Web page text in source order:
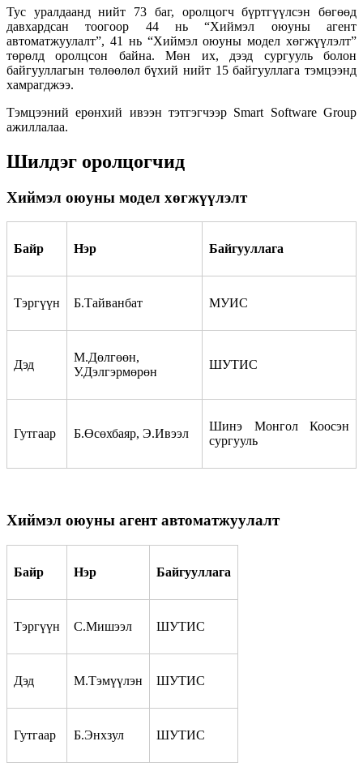
Тус уралдаанд нийт 73 баг, оролцогч бүртгүүлсэн бөгөөд
давхардсан тоогоор 44 нь “Хиймэл оюуны агент
автоматжуулалт”, 41 нь “Хиймэл оюуны модел хөгжүүлэлт”
төрөлд оролцсон байна. Мөн их, дээд сургууль болон
байгууллагын төлөөлөл бүхий нийт 15 байгууллага тэмцээнд
хамрагджээ.
Тэмцээний ерөнхий ивээн тэтгэгчээр Smart Software Group
ажиллалаа.
Шилдэг оролцогчид
Хиймэл оюуны модел хөгжүүлэлт
Байр Нэр Байгууллага
Тэргүүн Б.Тайванбат МУИС
Дэд
М.Дөлгөөн,
У.Дэлгэрмөрөн
ШУТИС
Гутгаар Б.Өсөхбаяр, Э.Ивээл
Шинэ Монгол Коосэн
сургууль
Хиймэл оюуны агент автоматжуулалт
Байр Нэр Байгууллага
Тэргүүн С.Мишээл ШУТИС
Дэд М.Тэмүүлэн ШУТИС
Гутгаар Б.Энхзул ШУТИС